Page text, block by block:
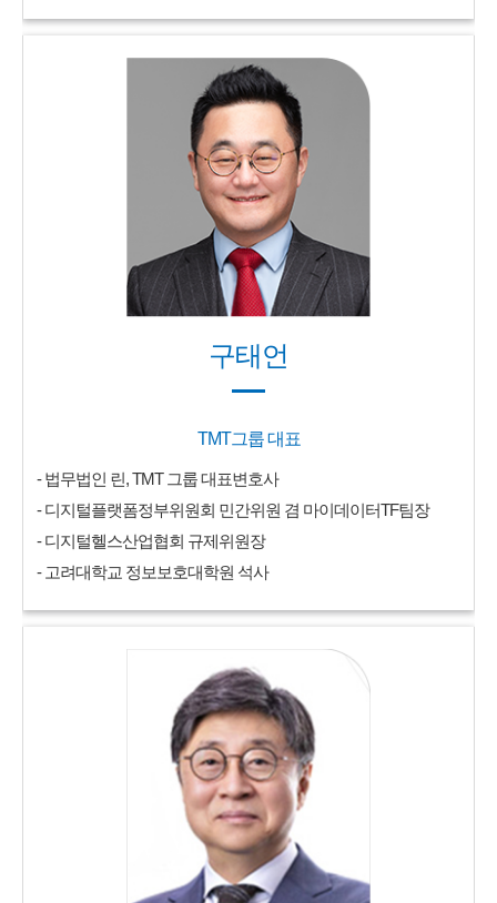
구태언
TMT그룹 대표
- 법무법인 린, TMT 그룹 대표변호사
- 디지털플랫폼정부위원회 민간위원 겸 마이데이터TF팀장
- 디지털헬스산업협회 규제위원장
- 고려대학교 정보보호대학원 석사